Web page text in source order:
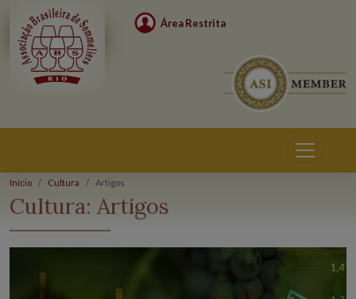
Área Restrita
Início Cultura Artigos
Cultura: Artigos